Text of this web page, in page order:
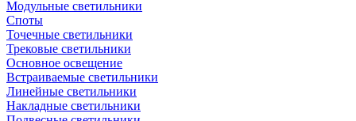
Модульные светильники
Споты
Точечные светильники
Трековые светильники
Основное освещение
Встраиваемые светильники
Линейные светильники
Накладные светильники